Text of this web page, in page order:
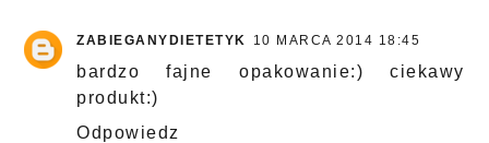
ZABIEGANYDIETETYK 10 MARCA 2014 18:45
bardzo fajne opakowanie:) ciekawy
produkt:)
Odpowiedz